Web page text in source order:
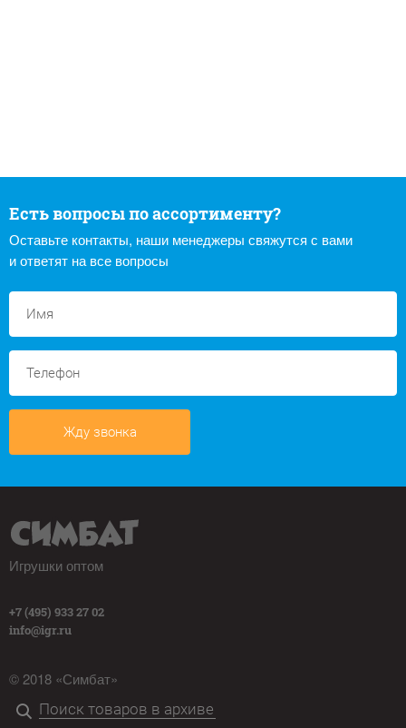
Есть вопросы по ассортименту?
Оставьте контакты, наши менеджеры свяжутся с вами
и ответят на все вопросы
Жду звонка
Игрушки оптом
+7 (495) 933 27 02
info@igr.ru
© 2018 «Симбат»